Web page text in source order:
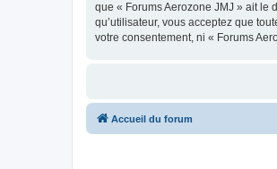
que « Forums Aerozone JMJ » ait le
qu’utilisateur, vous acceptez que
votre consentement, ni « Forums
Accueil du forum